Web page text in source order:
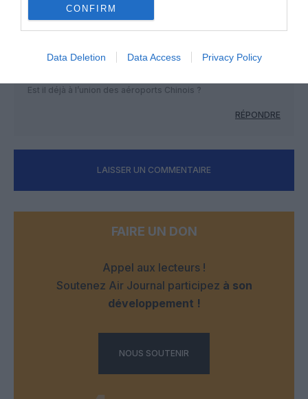
CONFIRM
Data Deletion Data Access Privacy Policy
J’ai lu tous les chiffres et c’est officiel Toulouse ne fait pas
Est il déjà à l’union des aéroports Chinois ?
RÉPONDRE
LAISSER UN COMMENTAIRE
FAIRE UN DON
Appel aux lecteurs !
Soutenez Air Journal participez à son
développement !
NOUS SOUTENIR